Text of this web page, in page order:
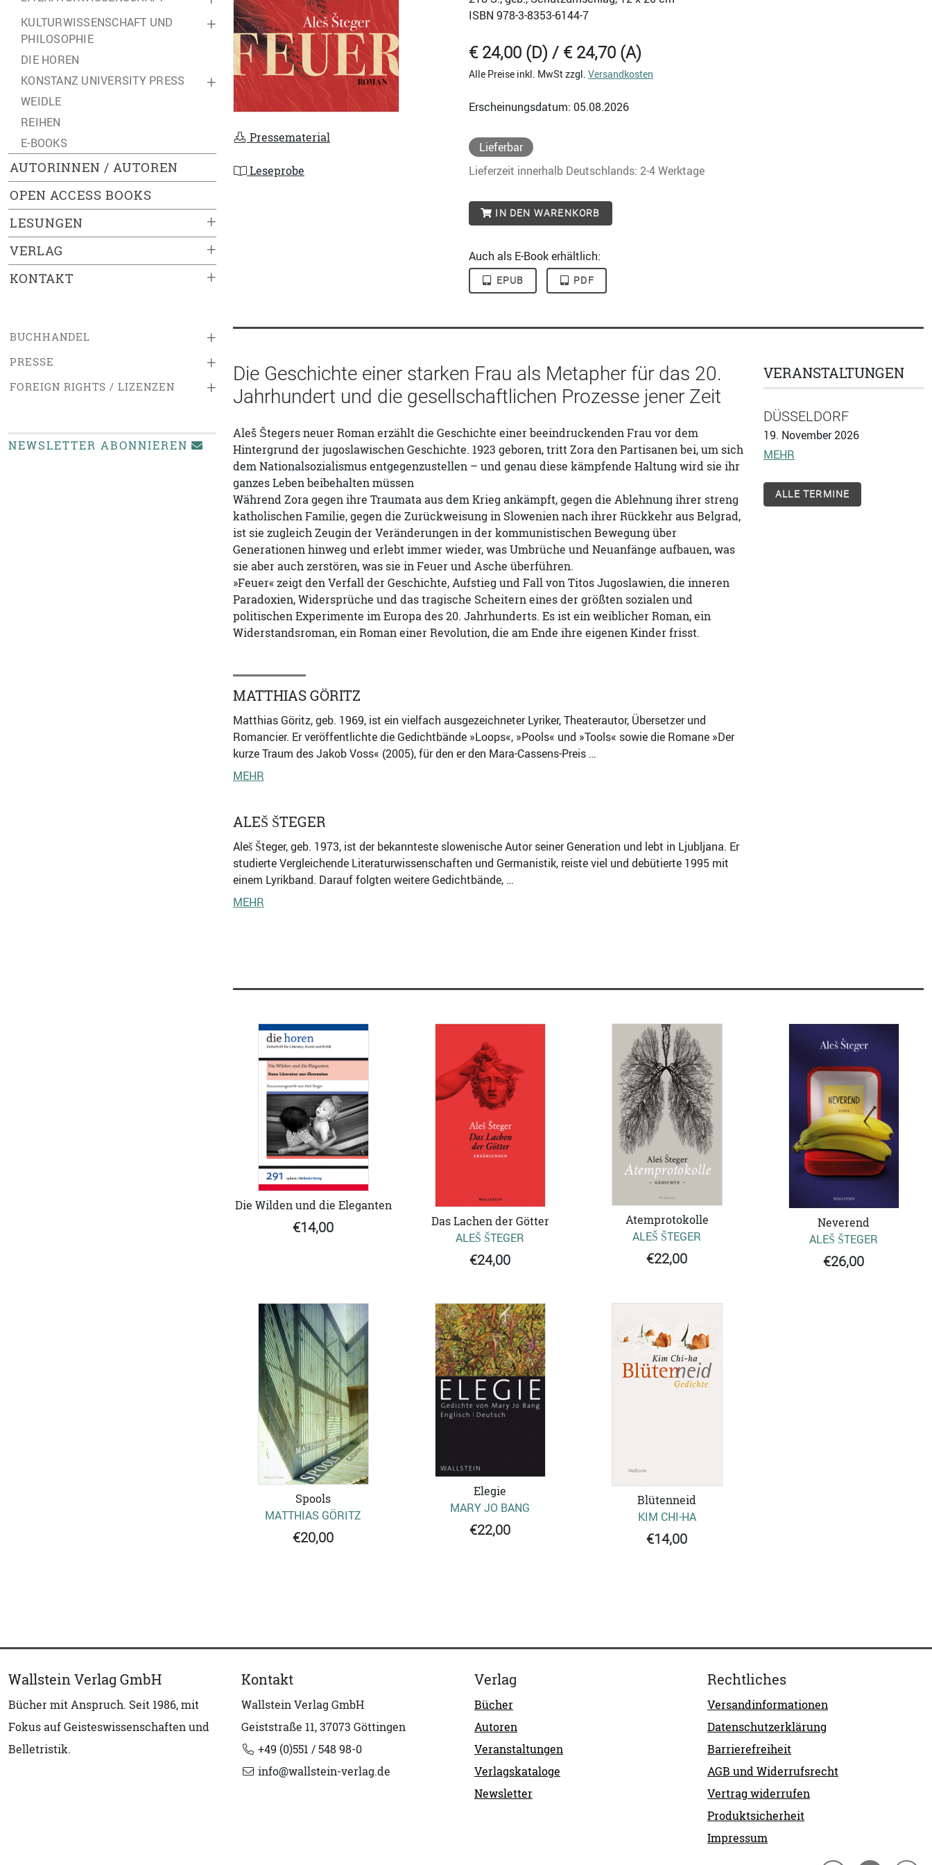
+
KULTURWISSENSCHAFT UND
PHILOSOPHIE
DIE HOREN
+
KONSTANZ UNIVERSITY PRESS
WEIDLE
REIHEN
E-BOOKS
AUTORINNEN / AUTOREN
OPEN ACCESS BOOKS
+
LESUNGEN
+
VERLAG
+
KONTAKT
+
BUCHHANDEL
+
PRESSE
+
FOREIGN RIGHTS / LIZENZEN
NEWSLETTER ABONNIEREN
Pressematerial
Leseprobe
ISBN 978-3-8353-6144-7
€ 24,00 (D) / € 24,70 (A)
Alle Preise inkl. MwSt zzgl. Versandkosten
Erscheinungsdatum: 05.08.2026
Lieferbar
Lieferzeit innerhalb Deutschlands: 2-4 Werktage
IN DEN WARENKORB
Auch als E-Book erhältlich:
EPUB PDF
Die Geschichte einer starken Frau als Metapher für das 20.
Jahrhundert und die gesellschaftlichen Prozesse jener Zeit
Aleš Štegers neuer Roman erzählt die Geschichte einer beeindruckenden Frau vor dem
Hintergrund der jugoslawischen Geschichte. 1923 geboren, tritt Zora den Partisanen bei, um sich
dem Nationalsozialismus entgegenzustellen – und genau diese kämpfende Haltung wird sie ihr
ganzes Leben beibehalten müssen
Während Zora gegen ihre Traumata aus dem Krieg ankämpft, gegen die Ablehnung ihrer streng
katholischen Familie, gegen die Zurückweisung in Slowenien nach ihrer Rückkehr aus Belgrad,
ist sie zugleich Zeugin der Veränderungen in der kommunistischen Bewegung über
Generationen hinweg und erlebt immer wieder, was Umbrüche und Neuanfänge aufbauen, was
sie aber auch zerstören, was sie in Feuer und Asche überführen.
»Feuer« zeigt den Verfall der Geschichte, Aufstieg und Fall von Titos Jugoslawien, die inneren
Paradoxien, Widersprüche und das tragische Scheitern eines der größten sozialen und
politischen Experimente im Europa des 20. Jahrhunderts. Es ist ein weiblicher Roman, ein
Widerstandsroman, ein Roman einer Revolution, die am Ende ihre eigenen Kinder frisst.
MATTHIAS GÖRITZ
Matthias Göritz, geb. 1969, ist ein vielfach ausgezeichneter Lyriker, Theaterautor, Übersetzer und
Romancier. Er veröffentlichte die Gedichtbände »Loops«, »Pools« und »Tools« sowie die Romane »Der
kurze Traum des Jakob Voss« (2005), für den er den Mara-Cassens-Preis …
MEHR
ALEŠ ŠTEGER
Aleš Šteger, geb. 1973, ist der bekannteste slowenische Autor seiner Generation und lebt in Ljubljana. Er
studierte Vergleichende Literaturwissenschaften und Germanistik, reiste viel und debütierte 1995 mit
einem Lyrikband. Darauf folgten weitere Gedichtbände, …
MEHR
VERANSTALTUNGEN
DÜSSELDORF
19. November 2026
MEHR
ALLE TERMINE
Die Wilden und die Eleganten
€14,00
Das Lachen der Götter
ALEŠ ŠTEGER
€24,00
Atemprotokolle
ALEŠ ŠTEGER
€22,00
Neverend
ALEŠ ŠTEGER
€26,00
Spools
MATTHIAS GÖRITZ
€20,00
Elegie
MARY JO BANG
€22,00
Blütenneid
KIM CHI-HA
€14,00
Wallstein Verlag GmbH
Bücher mit Anspruch. Seit 1986, mit
Fokus auf Geisteswissenschaften und
Belletristik.
Kontakt
Wallstein Verlag GmbH
Geiststraße 11, 37073 Göttingen
+49 (0)551 / 548 98-0
info@wallstein-verlag.de
Verlag
Bücher
Autoren
Veranstaltungen
Verlagskataloge
Newsletter
Rechtliches
Versandinformationen
Datenschutzerklärung
Barrierefreiheit
AGB und Widerrufsrecht
Vertrag widerrufen
Produktsicherheit
Impressum